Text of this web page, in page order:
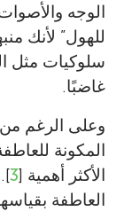
الوجه
للهول” لأنك
سلوكيات مثل
غاضبًا.
وعلى الرغم من
المكونة
الأكثر أهمية [3
العاطفة